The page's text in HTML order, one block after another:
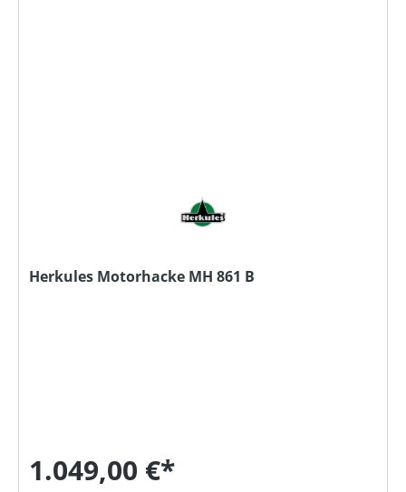
Herkules Motorhacke MH 861 B
1.049,00 €*